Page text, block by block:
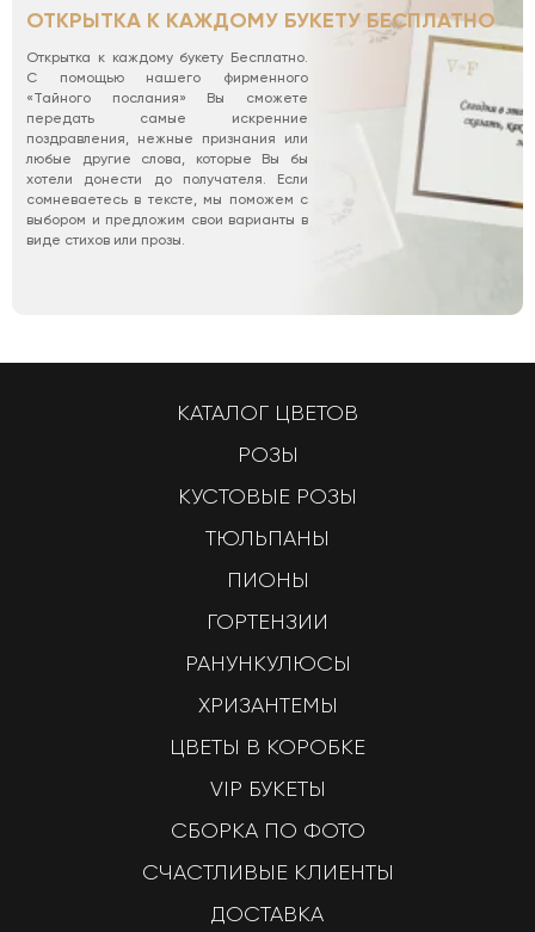
ОТКРЫТКА К КАЖДОМУ БУКЕТУ БЕСПЛАТНО
Открытка к каждому букету Бесплатно.
С помощью нашего фирменного
«Тайного послания» Вы сможете
передать самые искренние
поздравления, нежные признания или
любые другие слова, которые Вы бы
хотели донести до получателя. Если
сомневаетесь в тексте, мы поможем с
выбором и предложим свои варианты в
виде стихов или прозы.
КАТАЛОГ ЦВЕТОВ
РОЗЫ
КУСТОВЫЕ РОЗЫ
ТЮЛЬПАНЫ
ПИОНЫ
ГОРТЕНЗИИ
РАНУНКУЛЮСЫ
ХРИЗАНТЕМЫ
ЦВЕТЫ В КОРОБКЕ
VIP БУКЕТЫ
СБОРКА ПО ФОТО
СЧАСТЛИВЫЕ КЛИЕНТЫ
ДОСТАВКА